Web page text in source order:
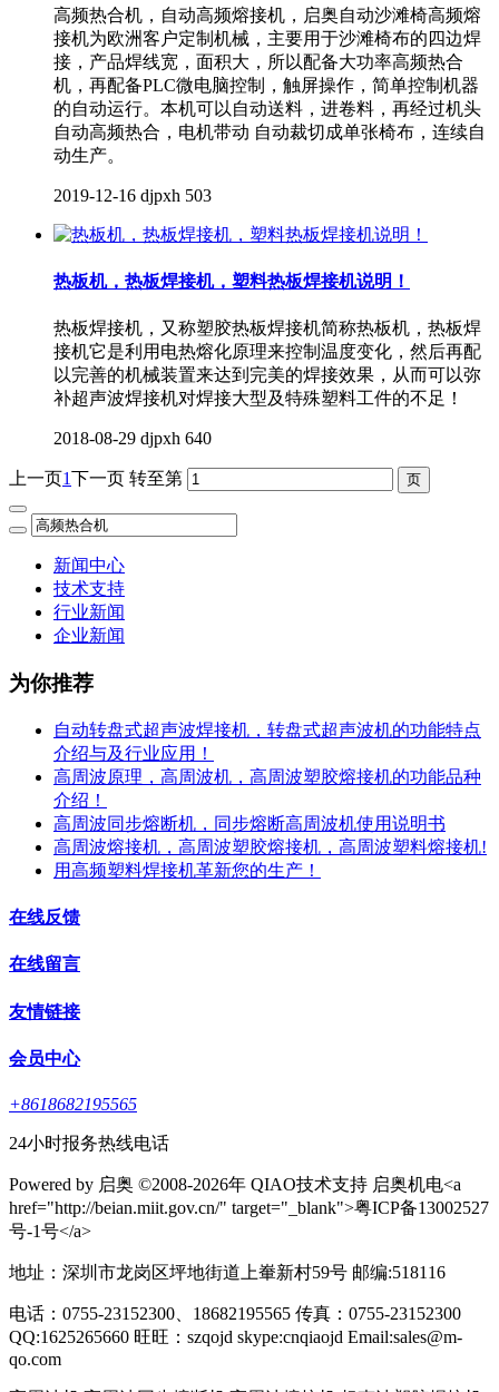
高频热合机，自动高频熔接机，启奥自动沙滩椅高频熔
接机为欧洲客户定制机械，主要用于沙滩椅布的四边焊
接，产品焊线宽，面积大，所以配备大功率高频热合
机，再配备PLC微电脑控制，触屏操作，简单控制机器
的自动运行。本机可以自动送料，进卷料，再经过机头
自动高频热合，电机带动 自动裁切成单张椅布，连续自
动生产。
2019-12-16 djpxh 503
热板机，热板焊接机，塑料热板焊接机说明！
热板焊接机，又称塑胶热板焊接机简称热板机，热板焊
接机它是利用电热熔化原理来控制温度变化，然后再配
以完善的机械装置来达到完美的焊接效果，从而可以弥
补超声波焊接机对焊接大型及特殊塑料工件的不足！
2018-08-29 djpxh 640
上一页1下一页 转至第
新闻中心
技术支持
行业新闻
企业新闻
为你推荐
自动转盘式超声波焊接机，转盘式超声波机的功能特点
介绍与及行业应用！
高周波原理，高周波机，高周波塑胶熔接机的功能品种
介绍！
高周波同步熔断机，同步熔断高周波机使用说明书
高周波熔接机，高周波塑胶熔接机，高周波塑料熔接机!
用高频塑料焊接机革新您的生产！
在线反馈
在线留言
友情链接
会员中心
+8618682195565
24小时报务热线电话
Powered by 启奥 ©2008-2026年 QIAO技术支持 启奥机电<a
href="http://beian.miit.gov.cn/" target="_blank">粤ICP备13002527
号-1号</a>
地址：深圳市龙岗区坪地街道上輋新村59号 邮编:518116
电话：0755-23152300、18682195565 传真：0755-23152300
QQ:1625265660 旺旺：szqojd skype:cnqiaojd Email:sales@m-
qo.com